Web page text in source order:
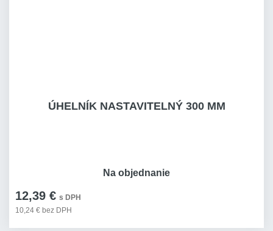
ÚHELNÍK NASTAVITELNÝ 300 MM
12,39 € s DPH
10,24 € bez DPH
Na objednanie